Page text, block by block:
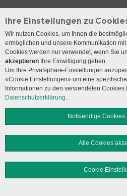
Social Media
Impressum Disclaimer Datenschutz
© 2026 Insel Gruppe AG
Ihre Einstellungen zu
Wir nutzen Cookies, um Ihnen die
ermöglichen und unsere Kommunikation
Cookies werden nur verwendet, wenn Sie
akzeptieren Ihre Einwilligung geben.
Um Ihre Privatsphäre-Einstellungen
«Cookie Einstellungen» um eine
Informationen zu den verwendeten
Datenschutzerklärung.
Notwendige Cookies
Alle Cookies
Cookie